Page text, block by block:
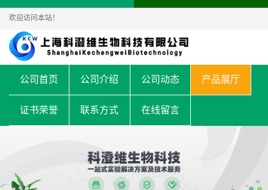
欢迎访问本站！
公司首页 公司介绍 公司动态 产品展厅
证书荣誉 联系方式 在线留言